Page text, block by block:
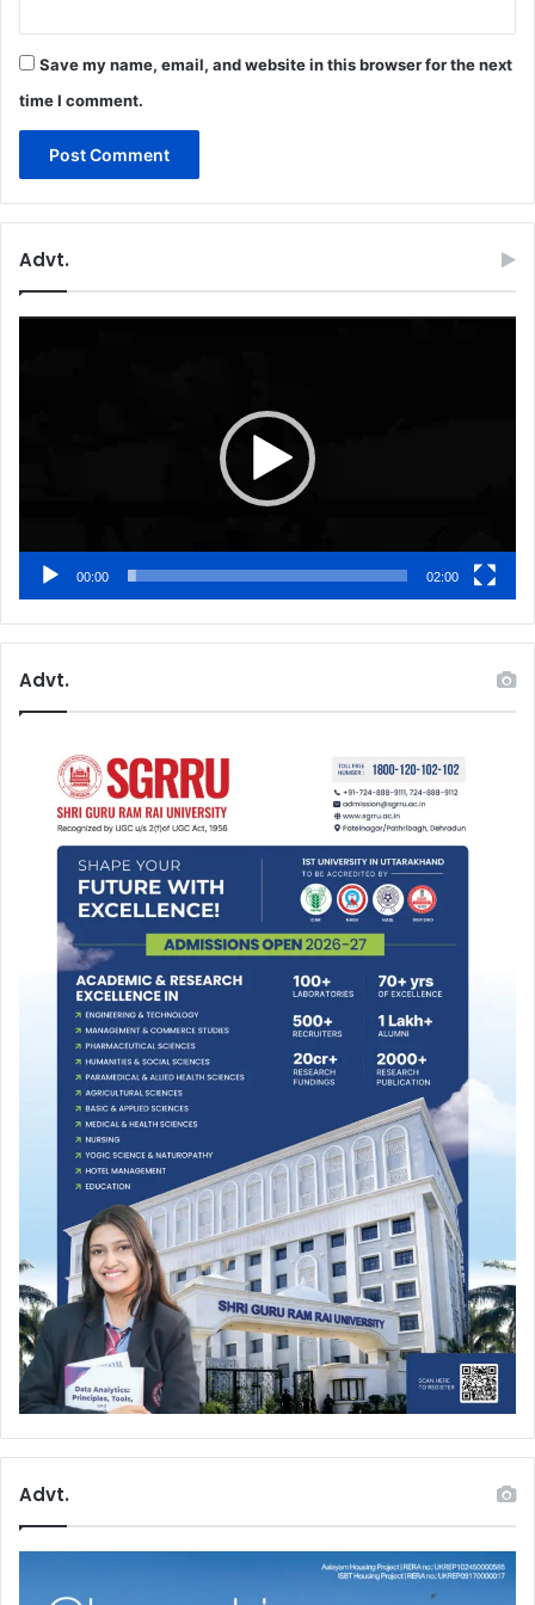
Save my name, email, and website in this browser for the next
time I comment.
Advt.
00:00 02:00
Advt.
Advt.